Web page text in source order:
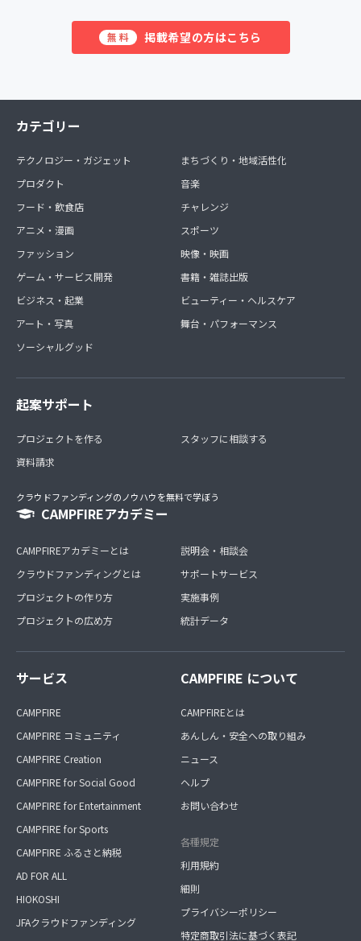
無料 掲載希望の方はこちら
カテゴリー
テクノロジー・ガジェット
プロダクト
フード・飲食店
アニメ・漫画
ファッション
ゲーム・サービス開発
ビジネス・起業
アート・写真
ソーシャルグッド
まちづくり・地域活性化
音楽
チャレンジ
スポーツ
映像・映画
書籍・雑誌出版
ビューティー・ヘルスケア
舞台・パフォーマンス
起案サポート
プロジェクトを作る
資料請求
スタッフに相談する
クラウドファンディングのノウハウを無料で学ぼう
CAMPFIREアカデミー
CAMPFIREアカデミーとは
クラウドファンディングとは
プロジェクトの作り方
プロジェクトの広め方
説明会・相談会
サポートサービス
実施事例
統計データ
サービス
CAMPFIRE
CAMPFIRE コミュニティ
CAMPFIRE Creation
CAMPFIRE for Social Good
CAMPFIRE for Entertainment
CAMPFIRE for Sports
CAMPFIRE ふるさと納税
AD FOR ALL
HIOKOSHI
JFAクラウドファンディング
CAMPFIRE について
CAMPFIREとは
あんしん・安全への取り組み
ニュース
ヘルプ
お問い合わせ
各種規定
利用規約
細則
プライバシーポリシー
特定商取引法に基づく表記